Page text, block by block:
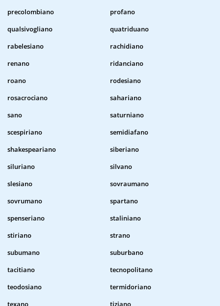
precolombiano
profano
qualsivogliano
quatriduano
rabelesiano
rachidiano
renano
ridanciano
roano
rodesiano
rosacrociano
sahariano
sano
saturniano
scespiriano
semidiafano
shakespeariano
siberiano
siluriano
silvano
slesiano
sovraumano
sovrumano
spartano
spenseriano
staliniano
stiriano
strano
subumano
suburbano
tacitiano
tecnopolitano
teodosiano
termidoriano
texano
tiziano